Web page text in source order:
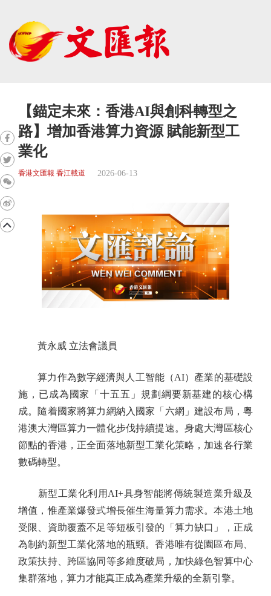
【錨定未來：香港AI與創科轉型之
路】增加香港算力資源 賦能新型工
業化
香港文匯報 香江載道 2026-06-13
黃永威 立法會議員
算力作為數字經濟與人工智能（AI）產業的基礎設
施，已成為國家「十五五」規劃綱要新基建的核心構
成。隨着國家將算力網納入國家「六網」建設布局，粵
港澳大灣區算力一體化步伐持續提速。身處大灣區核心
節點的香港，正全面落地新型工業化策略，加速各行業
數碼轉型。
新型工業化利用AI+具身智能將傳統製造業升級及
增值，惟產業爆發式增長催生海量算力需求。本港土地
受限、資助覆蓋不足等短板引發的「算力缺口」，正成
為制約新型工業化落地的瓶頸。香港唯有從園區布局、
政策扶持、跨區協同等多維度破局，加快綠色智算中心
集群落地，算力才能真正成為產業升級的全新引擎。